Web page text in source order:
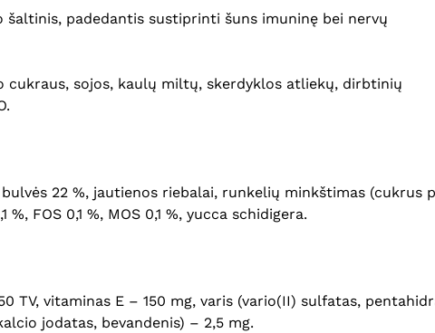
padedantis sustiprinti šuns imuninę bei nervų
cukraus, sojos, kaulų miltų, skerdyklos atliekų, dirbtinių
22 %, jautienos riebalai, runkelių minkštimas (cukrus
FOS 0,1 %, MOS 0,1 %, yucca schidigera.
TV, vitaminas E – 150 mg, varis (vario(II) sulfatas,
jodatas, bevandenis) – 2,5 mg.